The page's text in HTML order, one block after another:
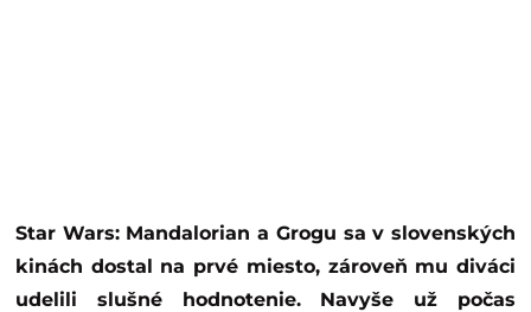
Star Wars: Mandalorian a Grogu sa v slovenských
kinách dostal na prvé miesto, zároveň mu diváci
udelili slušné hodnotenie. Navyše už počas